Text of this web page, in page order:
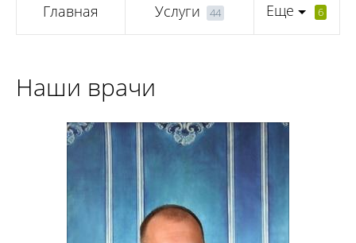
Главная Услуги 44 Еще 6
Наши врачи